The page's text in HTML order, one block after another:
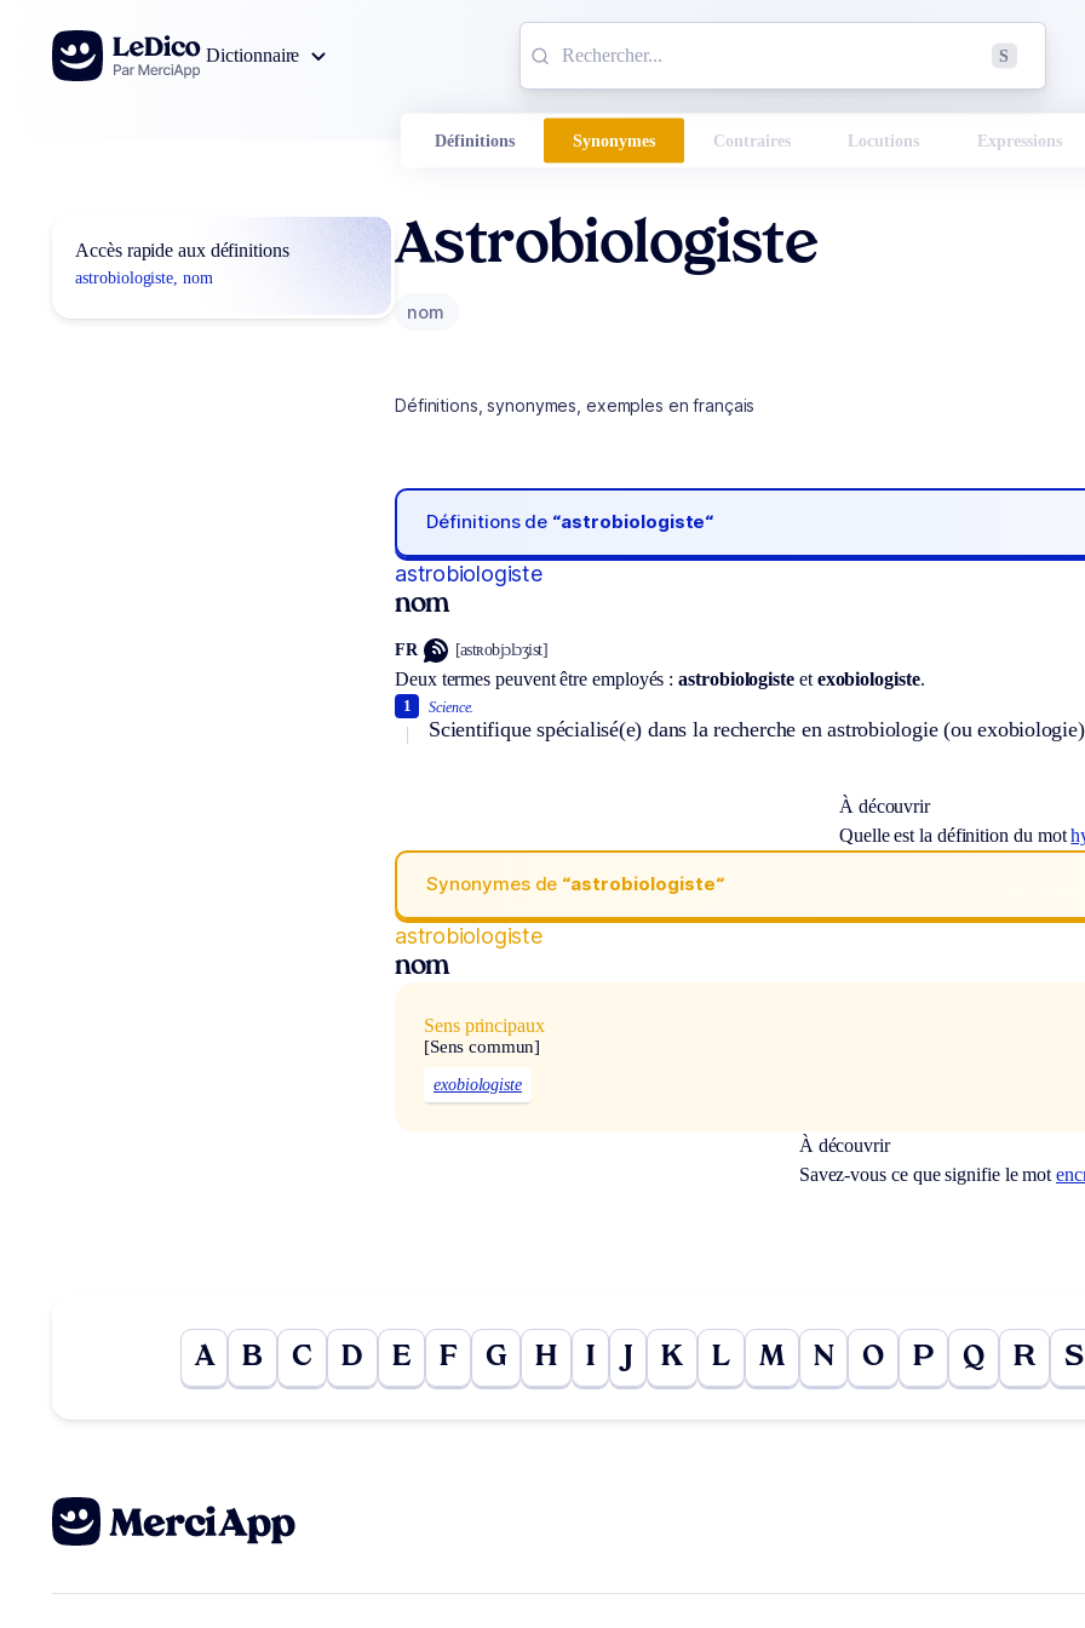
Aller au contenu
Dictionnaire
S
Définitions Synonymes Contraires Locutions Expressions
Accès rapide aux définitions
astrobiologiste, nom
Astrobiologiste
nom
Définitions, synonymes, exemples en français
Définitions de “astrobiologiste“
astrobiologiste
nom
FR [astʀobjɔlɔʒist]
Deux termes peuvent être employés :astrobiologisteet exobiologiste.
Science.
Scientifique spécialisé(e) dans la recherche en astrobiologie (ou
1
À découvrir
Quelle est la définition du mot
Synonymes de “astrobiologiste“
astrobiologiste
nom
Sens principaux
[Sens commun]
exobiologiste
À découvrir
Savez-vous ce que signifie le mot
A B C D E F G H I J K L M N O P Q R S